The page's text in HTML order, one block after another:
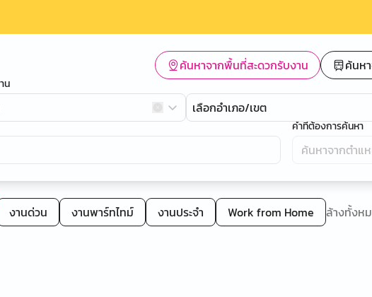
ค้นหาจากพื้นที่สะดวกรับงาน ค้นห
น
เลือกอำเภอ/เขต
คำที่ต้องการค้นหา
งานด่วน งานพาร์ทไทม์ งานประจำ Work from Home ล้างทั้งห